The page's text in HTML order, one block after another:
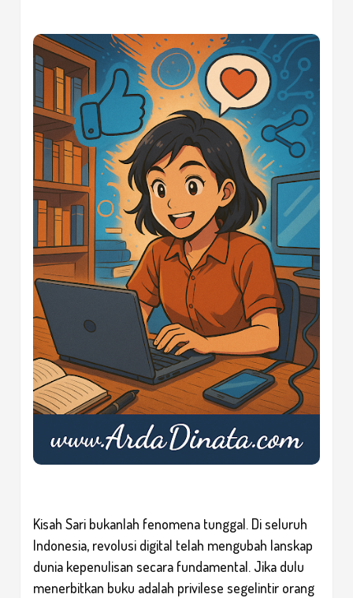
Kisah Sari bukanlah fenomena tunggal. Di seluruh
Indonesia, revolusi digital telah mengubah lanskap
dunia kepenulisan secara fundamental. Jika dulu
menerbitkan buku adalah privilese segelintir orang